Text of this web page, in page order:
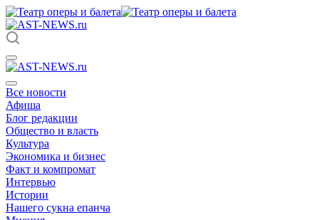
Все новости
Афиша
Блог редакции
Общество и власть
Культура
Экономика и бизнес
Факт и компромат
Интервью
Истории
Нашего сукна епанча